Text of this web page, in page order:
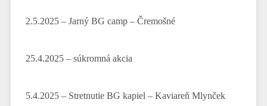
2.5.2025 – Jarný BG camp – Čremošné
25.4.2025 – súkromná akcia
5.4.2025 – Stretnutie BG kapiel – Kaviareň Mlynček